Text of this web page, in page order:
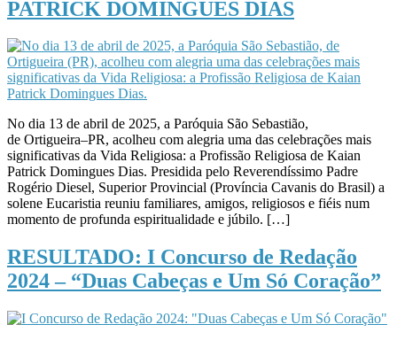
PATRICK DOMINGUES DIAS
No dia 13 de abril de 2025, a Paróquia São Sebastião,
de Ortigueira–PR, acolheu com alegria uma das celebrações mais
significativas da Vida Religiosa: a Profissão Religiosa de Kaian
Patrick Domingues Dias. Presidida pelo Reverendíssimo Padre
Rogério Diesel, Superior Provincial (Província Cavanis do Brasil) a
solene Eucaristia reuniu familiares, amigos, religiosos e fiéis num
momento de profunda espiritualidade e júbilo. […]
RESULTADO: I Concurso de Redação
2024 – “Duas Cabeças e Um Só Coração”